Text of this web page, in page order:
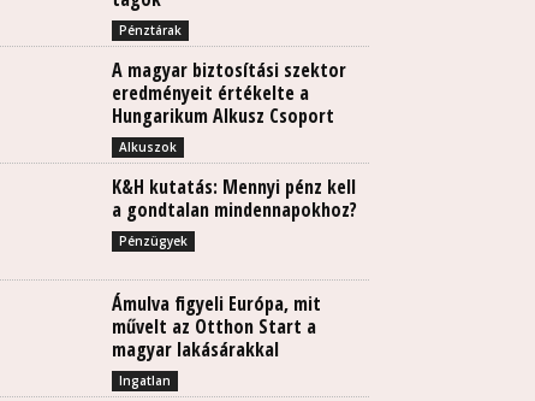
Pénztárak
A magyar biztosítási szektor
eredményeit értékelte a
Hungarikum Alkusz Csoport
Alkuszok
K&H kutatás: Mennyi pénz kell
a gondtalan mindennapokhoz?
Pénzügyek
Ámulva figyeli Európa, mit
művelt az Otthon Start a
magyar lakásárakkal
Ingatlan